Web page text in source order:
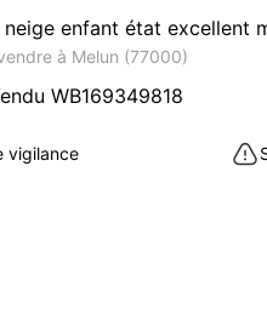
enfant état excellent
à Melun (77000)
WB169349818
vigilance